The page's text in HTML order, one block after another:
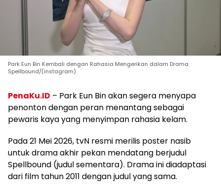
Park Eun Bin Kembali dengan Rahasia Mengerikan dalam Drama
Spellbound/(instagram)
PenaKu.ID – Park Eun Bin akan segera menyapa
penonton dengan peran menantang sebagai
pewaris kaya yang menyimpan rahasia kelam.
Pada 21 Mei 2026, tvN resmi merilis poster nasib
untuk drama akhir pekan mendatang berjudul
Spellbound (judul sementara). Drama ini diadaptasi
dari film tahun 2011 dengan judul yang sama.